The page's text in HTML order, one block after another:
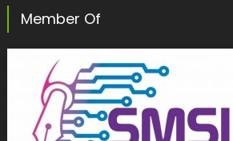
Member Of